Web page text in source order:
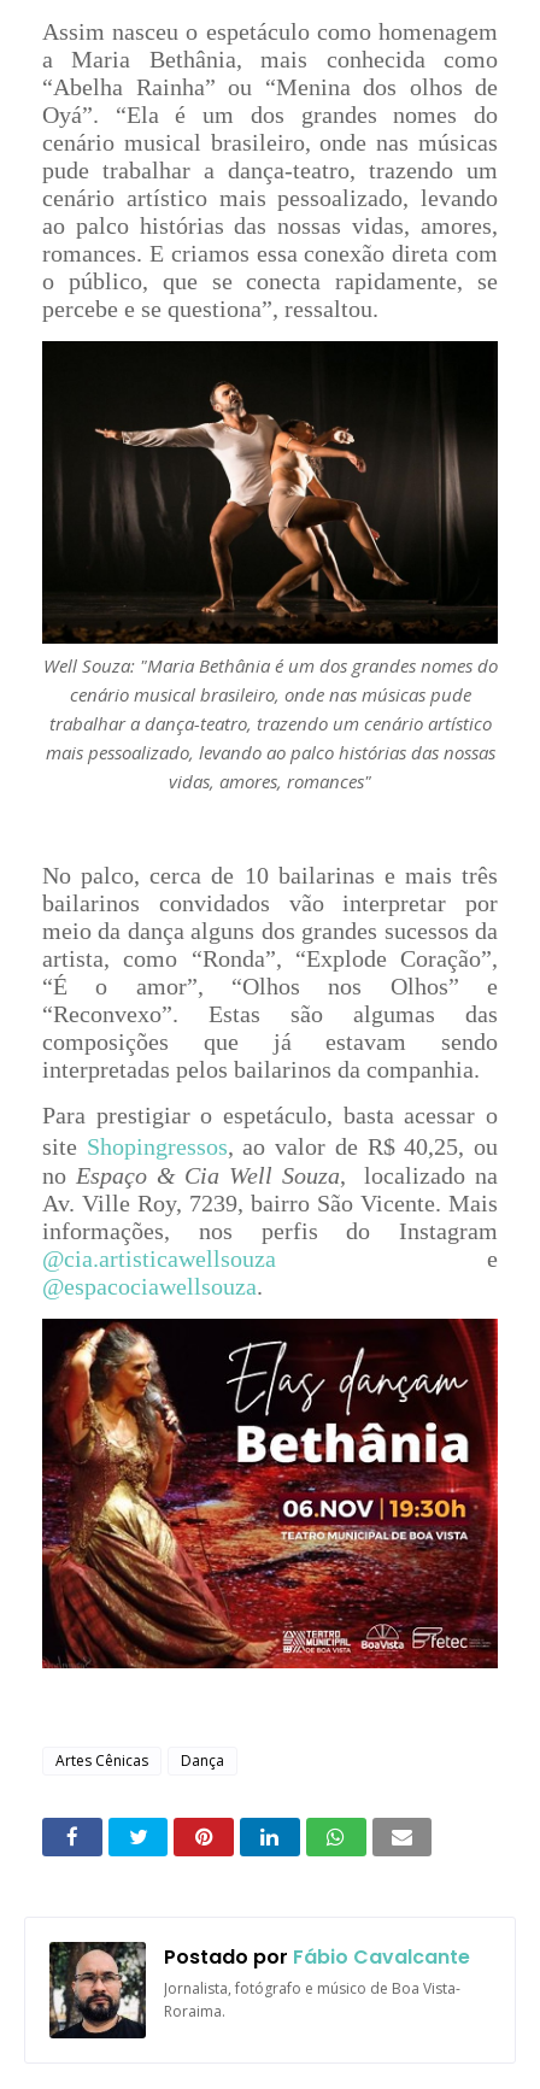
Assim nasceu o espetáculo como homenagem
a Maria Bethânia, mais conhecida como
“Abelha Rainha” ou “Menina dos olhos de
Oyá”. “Ela é um dos grandes nomes do
cenário musical brasileiro, onde nas músicas
pude trabalhar a dança-teatro, trazendo um
cenário artístico mais pessoalizado, levando
ao palco histórias das nossas vidas, amores,
romances. E criamos essa conexão direta com
o público, que se conecta rapidamente, se
percebe e se questiona”, ressaltou.
Well Souza: "Maria Bethânia é um dos grandes nomes do
cenário musical brasileiro, onde nas músicas pude
trabalhar a dança-teatro, trazendo um cenário artístico
mais pessoalizado, levando ao palco histórias das nossas
vidas, amores, romances"
No palco, cerca de 10 bailarinas e mais três
bailarinos convidados vão interpretar por
meio da dança alguns dos grandes sucessos da
artista, como “Ronda”, “Explode Coração”,
“É o amor”, “Olhos nos Olhos” e
“Reconvexo”. Estas são algumas das
composições que já estavam sendo
interpretadas pelos bailarinos da companhia.
Para prestigiar o espetáculo, basta acessar o
site Shopingressos, ao valor de R$ 40,25, ou
no Espaço & Cia Well Souza,
localizado na
Av. Ville Roy, 7239, bairro São Vicente. Mais
informações, nos perfis do Instagram
@cia.artisticawellsouza e
@espacociawellsouza.
Artes Cênicas Dança
Postado por Fábio Cavalcante
Jornalista, fotógrafo e músico de Boa Vista-
Roraima.